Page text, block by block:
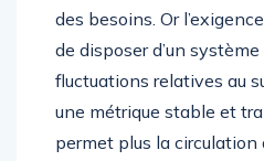
des besoins. Or
de disposer d’un
fluctuations relatives au
une métrique stable et
permet plus la circulation